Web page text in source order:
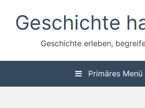
Inhalt
springenGeschichte
Geschichte erleben,
Primäres Menü